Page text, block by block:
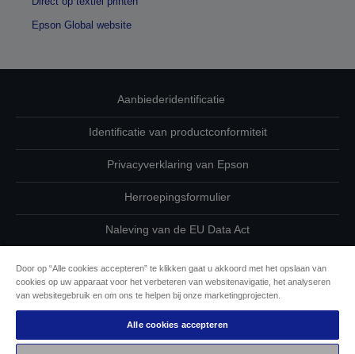
Epson Global website
Aanbiederidentificatie
Identificatie van productconformiteit
Privacyverklaring van Epson
Herroepingsformulier
Naleving van de EU Data Act
Cookie-informatie
De toewijding van Epson aan toegankelijkheid
Door op “Alle cookies accepteren” te klikken gaat u akkoord met het opslaan van
cookies op uw apparaat voor het verbeteren van websitenavigatie, het analyseren
van websitegebruik en om ons te helpen bij onze marketingprojecten.
Alle cookies accepteren